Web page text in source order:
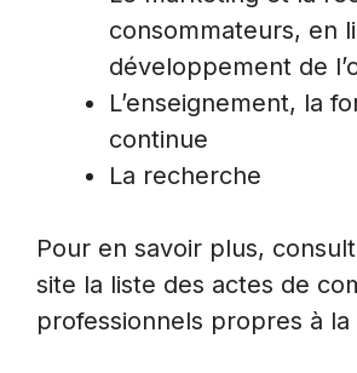
consommateurs, en
développement de
L’enseignement, la
continue
La recherche
Pour en savoir plus,
site la liste des actes de
professionnels propres à